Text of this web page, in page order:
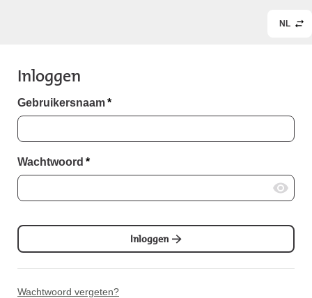
NL
Inloggen
Gebruikersnaam*
Wachtwoord *
Inloggen
Wachtwoord vergeten?